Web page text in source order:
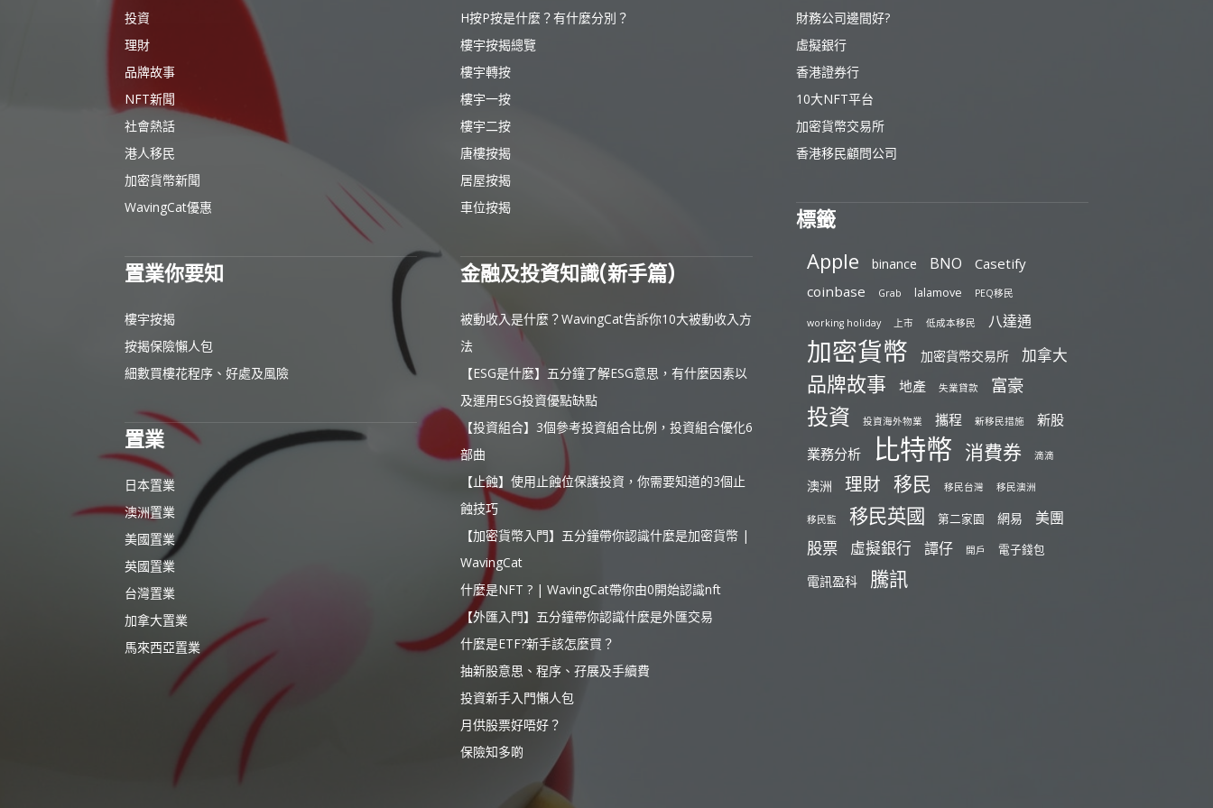
投資
理財
品牌故事
NFT新聞
社會熱話
港人移民
加密貨幣新聞
WavingCat優惠
置業你要知
樓宇按揭
按揭保險懶人包
細數買樓花程序、好處及風險
置業
日本置業
澳洲置業
美國置業
英國置業
台灣置業
加拿大置業
馬來西亞置業
H按P按是什麼？有什麼分別？
樓宇按揭總覽
樓宇轉按
樓宇一按
樓宇二按
唐樓按揭
居屋按揭
車位按揭
金融及投資知識(新手篇)
被動收入是什麼？WavingCat告訴你10大被動收入方
法
【ESG是什麼】五分鐘了解ESG意思，有什麼因素以
及運用ESG投資優點缺點
【投資組合】3個參考投資組合比例，投資組合優化6
部曲
【止蝕】使用止蝕位保護投資，你需要知道的3個止
蝕技巧
【加密貨幣入門】五分鐘帶你認識什麼是加密貨幣 |
WavingCat
什麼是NFT ? | WavingCat帶你由0開始認識nft
【外匯入門】五分鐘帶你認識什麼是外匯交易
什麼是ETF?新手該怎麼買？
抽新股意思、程序、孖展及手續費
投資新手入門懶人包
月供股票好唔好？
保險知多啲
財務公司邊間好?
虛擬銀行
香港證券行
10大NFT平台
加密貨幣交易所
香港移民顧問公司
標籤
Apple binance BNO
Casetify
coinbase
Grab lalamove PEQ移民
working holiday 上市 低成本移民 八達通
加密貨幣 加密貨幣交易所 加拿大
品牌故事 地產 失業貸款 富豪
投資 投資海外物業 攜程 新移民措施
新股
業務分析
比特幣 消費券 滴滴
澳洲 理財 移民 移民台灣 移民澳洲
移民監 移民英國 第二家園 網易 美團
股票 虛擬銀行 譚仔 開戶 電子錢包
電訊盈科 騰訊